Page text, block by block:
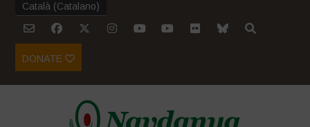
Català (Catalano)
DONATE